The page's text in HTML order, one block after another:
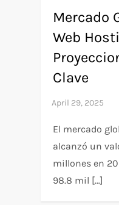
Mercado
Web
Clave
El mercado
alcanzó un
millones en
98.8 mil […]